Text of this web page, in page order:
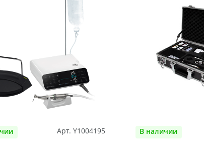
Арт. Y1004195 В наличии